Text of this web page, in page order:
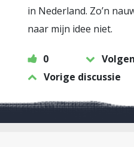
in Nederland. Zo’n
naar mijn idee niet.
0
Vorige discussie